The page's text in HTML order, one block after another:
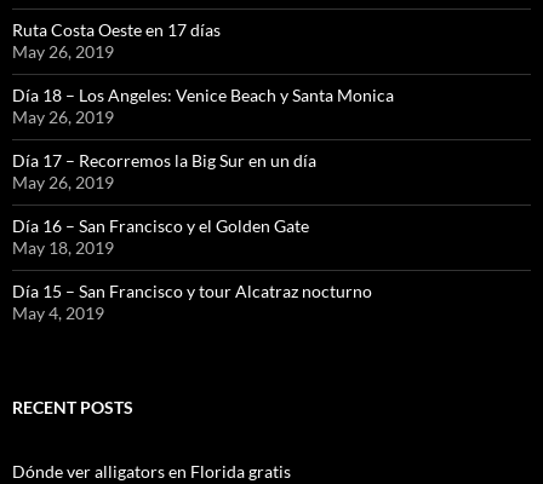
Ruta Costa Oeste en 17 días
May 26, 2019
Día 18 – Los Angeles: Venice Beach y Santa Monica
May 26, 2019
Día 17 – Recorremos la Big Sur en un día
May 26, 2019
Día 16 – San Francisco y el Golden Gate
May 18, 2019
Día 15 – San Francisco y tour Alcatraz nocturno
May 4, 2019
RECENT POSTS
Dónde ver alligators en Florida gratis